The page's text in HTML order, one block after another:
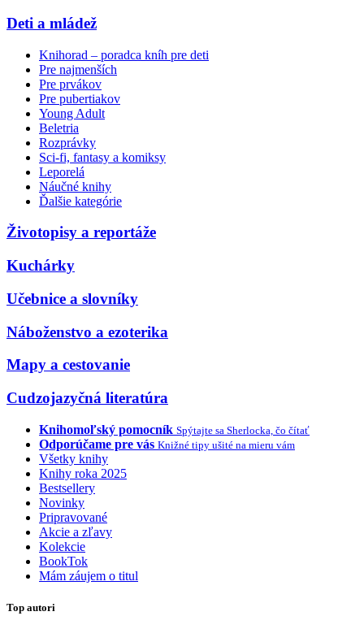
Deti a mládež
Knihorad – poradca kníh pre deti
Pre najmenších
Pre prvákov
Pre pubertiakov
Young Adult
Beletria
Rozprávky
Sci-fi, fantasy a komiksy
Leporelá
Náučné knihy
Ďalšie kategórie
Životopisy a reportáže
Kuchárky
Učebnice a slovníky
Náboženstvo a ezoterika
Mapy a cestovanie
Cudzojazyčná literatúra
Knihomoľský pomocník Spýtajte sa Sherlocka, čo čítať
Odporúčame pre vás Knižné tipy ušité na mieru vám
Všetky knihy
Knihy roka 2025
Bestsellery
Novinky
Pripravované
Akcie a zľavy
Kolekcie
BookTok
Mám záujem o titul
Top autori